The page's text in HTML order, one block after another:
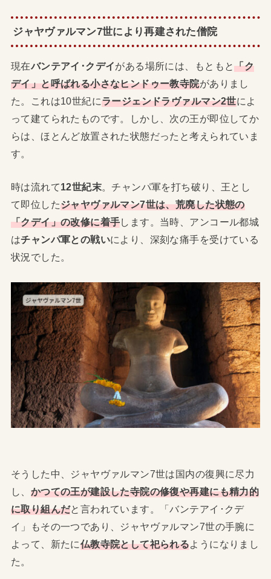
ジャヤヴァルマン7世により再建された僧院
現在バンテアイ･クデイがある場所には、もともと「ク
デイ」と呼ばれる小さなヒンドゥー教寺院がありまし
た。これは10世紀にラージェンドラヴァルマン2世によ
って建てられたものです。しかし、次の王が即位してか
らは、ほとんど放置された状態だったと考えられていま
す。
時は流れて12世紀末。チャンパ軍を打ち破り、王とし
て即位したジャヤヴァルマン7世は、荒廃した状態の
「クデイ」の改修に着手します。当時、アンコール都城
はチャンパ軍との戦いにより、深刻な痛手を受けている
状況でした。
そうした中、ジャヤヴァルマン7世は国内の復興に尽力
し、 かつての王が建設した寺院の修復や再建にも精力的
に取り組んだと言われています。「バンテアイ･クデ
イ」もその一つであり、ジャヤヴァルマン7世の手腕に
よって、新たに仏教寺院として祀られるようになりまし
た。